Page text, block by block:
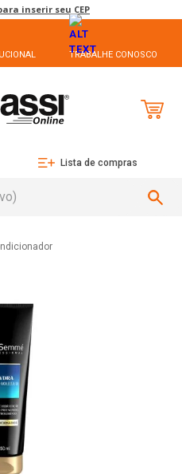
inserir seu CEP
TRABALHE CONOSCO
Lista de compras